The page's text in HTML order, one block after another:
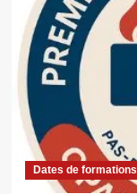
Dates de formations